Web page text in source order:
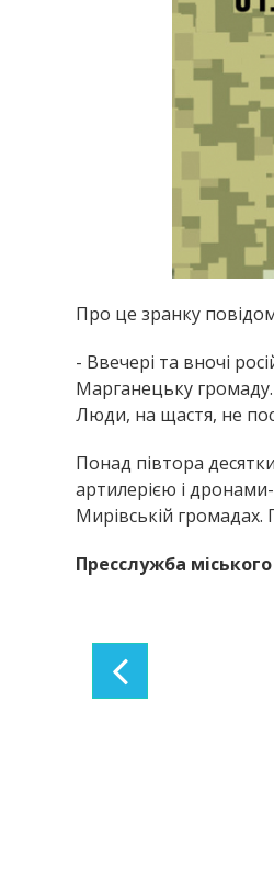
Про це зранку
- Ввечері та вночі
Марганецьку
Люди, на щастя, не
Понад півтора
артилерією і
Мирівській
Пресслужба